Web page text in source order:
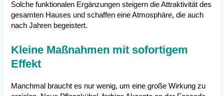
Solche funktionalen Ergänzungen steigern die Attraktivität des
gesamten Hauses und schaffen eine Atmosphäre, die auch
nach Jahren begeistert.
Kleine Maßnahmen mit sofortigem
Effekt
Manchmal braucht es nur wenig, um eine große Wirkung zu